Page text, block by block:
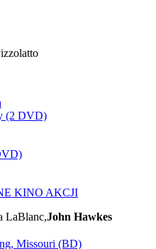
(2 DVD)
KINO AKCJI
LaBlanc,John Hawkes
Missouri (BD)